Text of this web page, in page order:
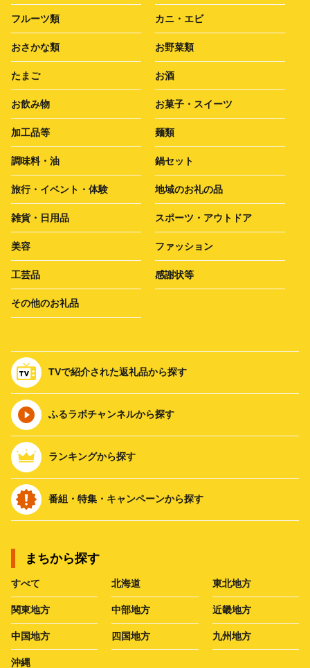
フルーツ類 カニ・エビ
おさかな類 お野菜類
たまご お酒
お飲み物 お菓子・スイーツ
加工品等 麺類
調味料・油 鍋セット
旅行・イベント・体験 地域のお礼の品
雑貨・日用品 スポーツ・アウトドア
美容 ファッション
工芸品 感謝状等
その他のお礼品
TVで紹介された返礼品から探す
ふるラボチャンネルから探す
ランキングから探す
番組・特集・キャンペーンから探す
まちから探す
すべて 北海道 東北地方
関東地方 中部地方 近畿地方
中国地方 四国地方 九州地方
沖縄